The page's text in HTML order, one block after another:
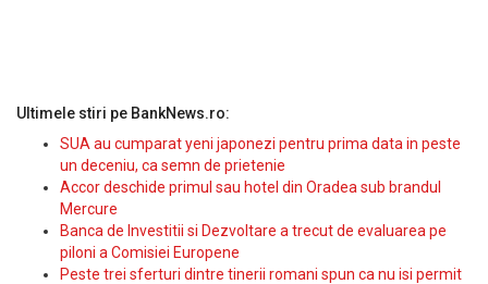
Ultimele stiri pe BankNews.ro:
SUA au cumparat yeni japonezi pentru prima data in peste
un deceniu, ca semn de prietenie
Accor deschide primul sau hotel din Oradea sub brandul
Mercure
Banca de Investitii si Dezvoltare a trecut de evaluarea pe
piloni a Comisiei Europene
Peste trei sferturi dintre tinerii romani spun ca nu isi permit